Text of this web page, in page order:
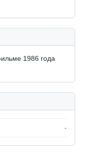
1986 года
-